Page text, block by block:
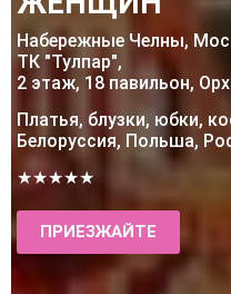
Набережные Челны,
ТК "Тулпар",
2 этаж, 18 павильон,
Платья, блузки, юбки,
Белоруссия, Польша,
★★★★★
ПРИЕЗЖАЙТЕ